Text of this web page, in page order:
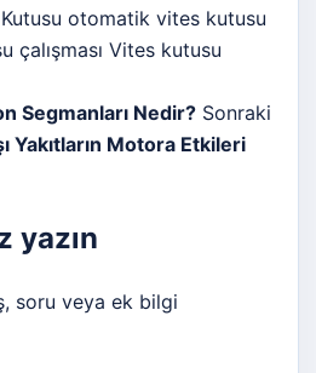
otomatik vites kutusu
çalışması Vites kutusu
Segmanları Nedir? Sonraki
Yakıtların Motora Etkileri
yazın
soru veya ek bilgi